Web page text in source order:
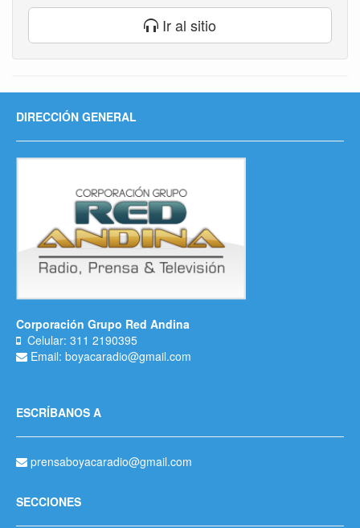
Ir al sitio
DIRECCIÓN GENERAL
Corporación Grupo Red Andina
Celular: 311 2190395
Email: boyacaradio@gmail.com
ESCRÍBANOS A
prensaboyacaradio@gmail.com
SECCIONES